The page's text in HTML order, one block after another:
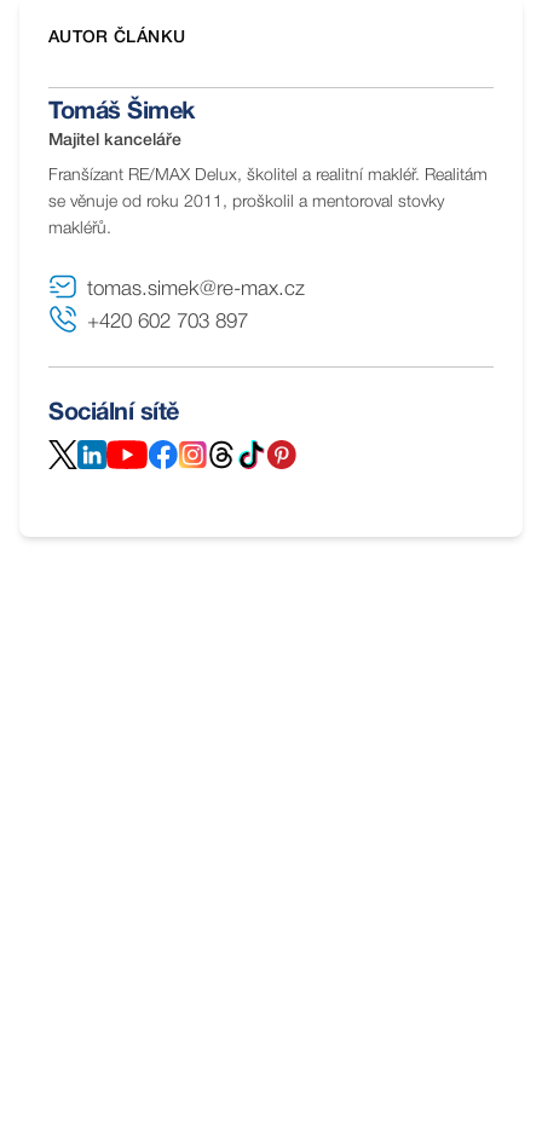
AUTOR ČLÁNKU
Tomáš Šimek
Majitel kanceláře
Franšízant RE/MAX Delux, školitel a realitní makléř. Realitám
se věnuje od roku 2011, proškolil a mentoroval stovky
makléřů.
tomas.simek@re-max.cz
+420 602 703 897
Sociální sítě